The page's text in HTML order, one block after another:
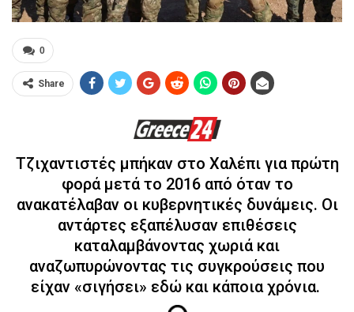
0
Share
Τζιχαντιστές μπήκαν στο Χαλέπιγια πρώτη
φορά μετά το 2016 από όταν το
ανακατέλαβαν οι κυβερνητικές δυνάμεις. Οι
αντάρτες εξαπέλυσαν επιθέσεις
καταλαμβάνοντας χωριά και
αναζωπυρώνοντας τις συγκρούσεις που
είχαν «σιγήσει» εδώ και κάποια χρόνια.